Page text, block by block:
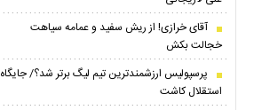
آقای خرازی! از ریش سفید و عمامه سیاهت
خجالت بکش
پرسپولیس ارزشمندترین تیم لیگ برتر شد؟/ جایگاه
استقلال کاشت